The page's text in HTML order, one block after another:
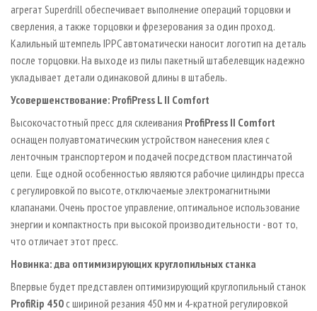
агрегат Superdrill обеспечивает выполнение операций торцовки и
сверления, а также торцовки и фрезерования за один проход.
Калильный штемпель IPPC автоматически наносит логотип на деталь
после торцовки. На выходе из пилы пакетный штабелевщик надежно
укладывает детали одинаковой длины в штабель.
Усовершенствование: ProfiPress L II Comfort
Высокочастотный пресс для склеивания ProfiPress II Comfort
оснащен полуавтоматическим устройством нанесения клея с
ленточным транспортером и подачей посредством пластинчатой
цепи. Еще одной особенностью являются рабочие цилиндры пресса
с регулировкой по высоте, отключаемые электромагнитными
клапанами. Очень простое управление, оптимальное использование
энергии и компактность при высокой производительности - вот то,
что отличает этот пресс.
Новинка: два оптимизирующих круглопильных станка
Впервые будет представлен оптимизирующий круглопильный станок
ProfiRip 450 с шириной резания 450 мм и 4-кратной регулировкой